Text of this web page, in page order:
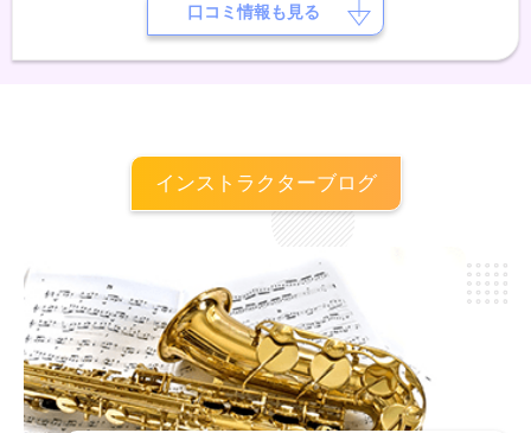
口コミ情報も見る
インストラクターブログ